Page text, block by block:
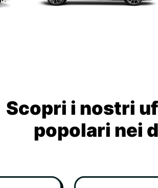
Scopri i nostri
popolari nei